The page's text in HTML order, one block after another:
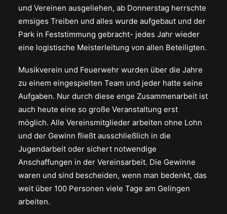
und Vereinen ausgeliehen, ab Donnerstag herrschte
emsiges Treiben und alles wurde aufgebaut und der
Park in Feststimmung gebracht- jedes Jahr wieder
eine logistische Meisterleitung von allen Beteiligten.
Musikverein und Feuerwehr wurden über die Jahre
zu einem eingespielten Team und jeder hatte seine
Aufgaben. Nur durch diese enge Zusammenarbeit ist
auch heute eine so große Veranstaltung erst
möglich. Alle Vereinsmitglieder arbeiten ohne Lohn
und der Gewinn fließt ausschließlich in die
Jugendarbeit oder sichert notwendige
Anschaffungen in der Vereinsarbeit. Die Gewinne
waren und sind bescheiden, wenn man bedenkt, das
weit über 100 Personen viele Tage am Gelingen
arbeiten.